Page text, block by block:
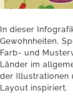
In dieser
Gewohnheiten,
Farb- und
Länder im
der Illustrationen
Layout inspiriert.